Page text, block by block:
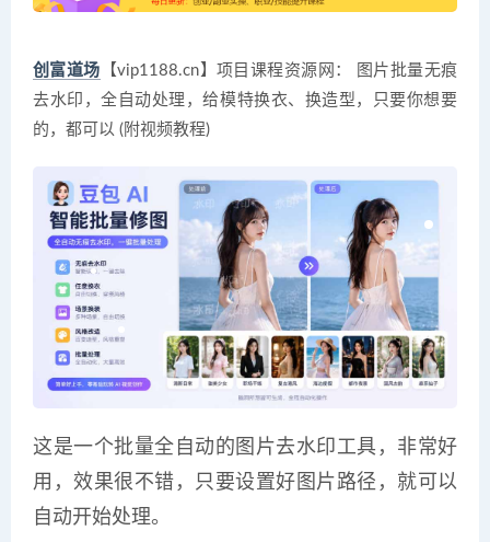
创富道场 【vip1188.cn】项目课程资源网： 图片批量无痕
去水印，全自动处理，给模特换衣、换造型，只要你想要
的，都可以 (附视频教程)
这是一个批量全自动的图片去水印工具，非常好
用，效果很不错，只要设置好图片路径，就可以
自动开始处理。